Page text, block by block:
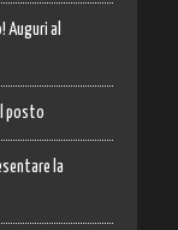
Auguri al
posto
la